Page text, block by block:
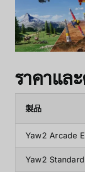
ราคาแล
製品
Yaw2 Arcade
Yaw2 Standard